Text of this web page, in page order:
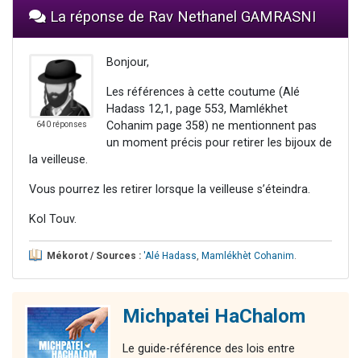
La réponse de Rav Nethanel GAMRASNI
640 réponses
Bonjour,
Les références à cette coutume (Alé
Hadass 12,1, page 553, Mamlékhet
Cohanim page 358) ne mentionnent pas
un moment précis pour retirer les bijoux de
la veilleuse.
Vous pourrez les retirer lorsque la veilleuse s’éteindra.
Kol Touv.
Mékorot / Sources : 'Alé Hadass, Mamlékhèt Cohanim.
Michpatei HaChalom
Le guide-référence des lois entre